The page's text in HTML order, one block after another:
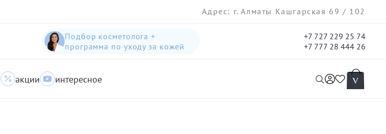
Адрес: г. Алматы Кашгарская 69 / 102
Подбор косметолога +
программа по уходу за кожей
+7 727 229 25 74
+7 777 28 444 26
акции интересное